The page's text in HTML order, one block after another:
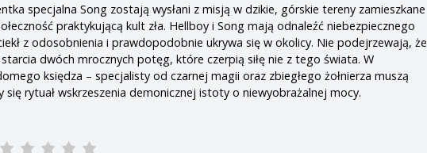
specjalna Song zostają wysłani z misją w dzikie, górskie tereny zamieszkane
praktykującą kult zła. Hellboy i Song mają odnaleźć niebezpiecznego
z odosobnienia i prawdopodobnie ukrywa się w okolicy. Nie podejrzewają, że
dwóch mrocznych potęg, które czerpią siłę nie z tego świata. W
księdza – specjalisty od czarnej magii oraz zbiegłego żołnierza muszą
się rytuał wskrzeszenia demonicznej istoty o niewyobrażalnej mocy.